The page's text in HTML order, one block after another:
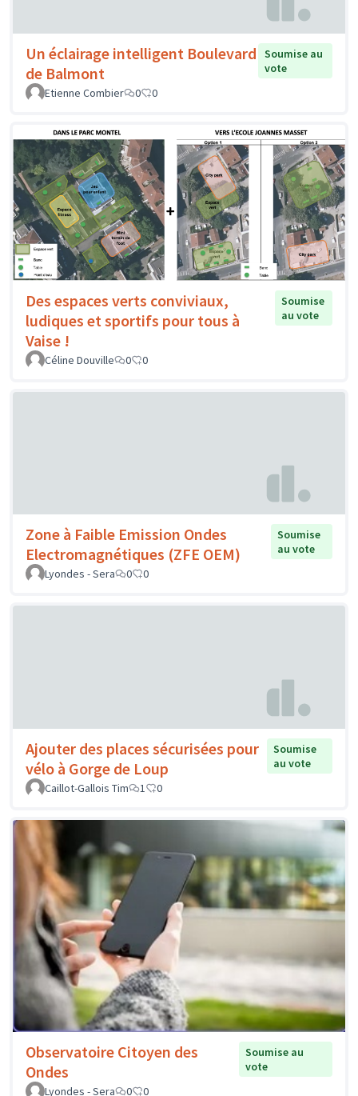
Un éclairage intelligent Boulevard
de Balmont
Soumise au
vote
Etienne Combier
0 0
Des espaces verts conviviaux,
ludiques et sportifs pour tous à
Vaise !
Soumise
au vote
Céline Douville 0 0
Zone à Faible Emission Ondes
Electromagnétiques (ZFE OEM)
Soumise
au vote
Lyondes - Sera
0 0
Ajouter des places sécurisées pour
vélo à Gorge de Loup
Soumise
au vote
Caillot-Gallois Tim
1 0
Observatoire Citoyen des
Ondes
Soumise au
vote
Lyondes - Sera
0 0